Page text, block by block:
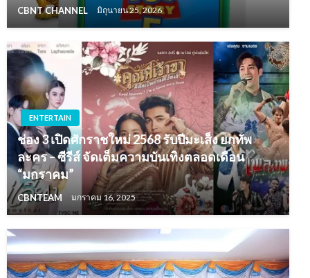
CBNT CHANNEL มิถุนายน 25, 2026
ENTERTAIN
ช่อง 3 เปิดศักราชใหม่ 2568 รับปีมะเส็ง ยกทัพ
ละคร – ซีรีส์ จัดเต็มความบันเทิงตลอดเดือน
“มกราคม”
CBNTEAM มกราคม 16, 2025